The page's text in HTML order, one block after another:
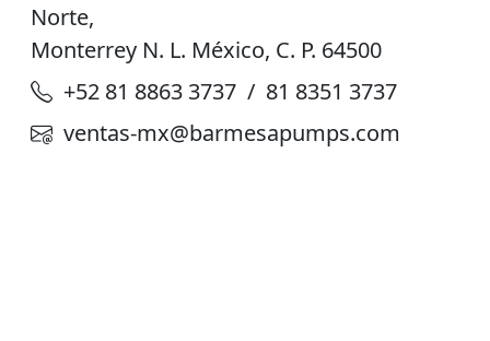
Norte,
Monterrey N. L. México, C. P. 64500
+52 81 8863 3737 / 81 8351 3737
ventas-mx@barmesapumps.com